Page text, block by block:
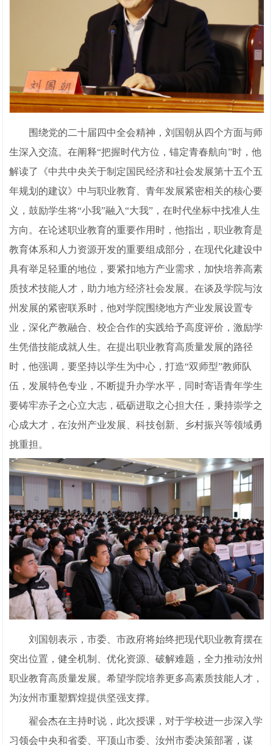
围绕党的二十届四中全会精神，刘国朝从四个方面与师
生深入交流。在阐释“把握时代方位，锚定青春航向”时，他
解读了《中共中央关于制定国民经济和社会发展第十五个五
年规划的建议》中与职业教育、青年发展紧密相关的核心要
义，鼓励学生将“小我”融入“大我”，在时代坐标中找准人生
方向。在论述职业教育的重要作用时，他指出，职业教育是
教育体系和人力资源开发的重要组成部分，在现代化建设中
具有举足轻重的地位，要紧扣地方产业需求，加快培养高素
质技术技能人才，助力地方经济社会发展。在谈及学院与汝
州发展的紧密联系时，他对学院围绕地方产业发展设置专
业，深化产教融合、校企合作的实践给予高度评价，激励学
生凭借技能成就人生。在提出职业教育高质量发展的路径
时，他强调，要坚持以学生为中心，打造“双师型”教师队
伍，发展特色专业，不断提升办学水平，同时寄语青年学生
要铸牢赤子之心立大志，砥砺进取之心担大任，秉持崇学之
心成大才，在汝州产业发展、科技创新、乡村振兴等领域勇
挑重担。
刘国朝表示，市委、市政府将始终把现代职业教育摆在
突出位置，健全机制、优化资源、破解难题，全力推动汝州
职业教育高质量发展。希望学院培养更多高素质技能人才，
为汝州市重塑辉煌提供坚强支撑。
翟会杰在主持时说，此次授课，对于学校进一步深入学
习领会中央和省委、平顶山市委、汝州市委决策部署，谋